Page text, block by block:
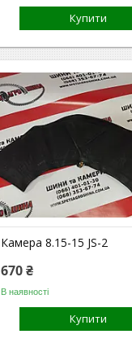
Купити
Камера 8.15-15 JS-2
670 ₴
В наявності
Купити